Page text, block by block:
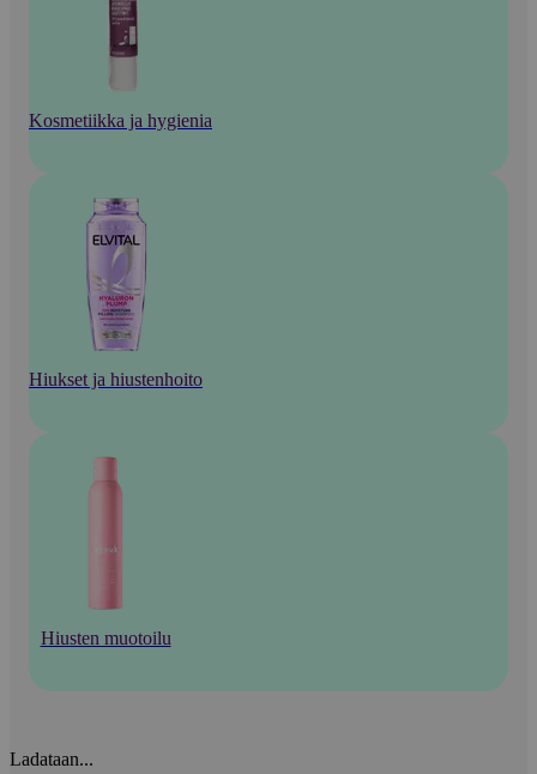
Kosmetiikka ja hygienia
Hiukset ja hiustenhoito
Hiusten muotoilu
Ladataan...